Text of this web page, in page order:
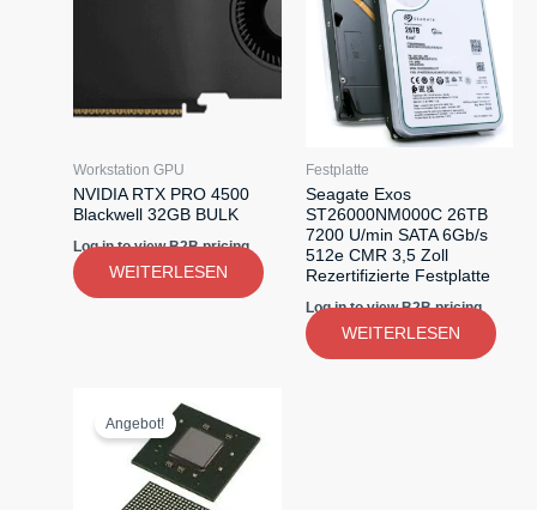
Workstation GPU
NVIDIA RTX PRO 4500
Blackwell 32GB BULK
Log in to view B2B pricing
WEITERLESEN
Festplatte
Seagate Exos
ST26000NM000C 26TB
7200 U/min SATA 6Gb/s
512e CMR 3,5 Zoll
Rezertifizierte Festplatte
Log in to view B2B pricing
WEITERLESEN
Angebot!